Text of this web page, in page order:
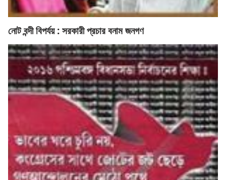
নোট বন্দী বিপর্যয় : সরকারী প্রচার বনাম জনগণ